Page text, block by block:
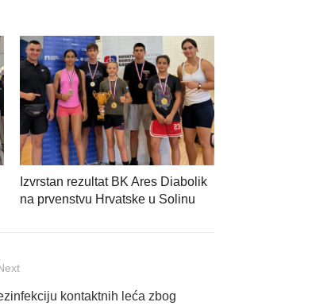
Izvrstan rezultat BK Ares Diabolik
na prvenstvu Hrvatske u Solinu
kontaktnih leća zbog